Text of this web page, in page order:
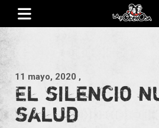
Saltar
contenido
11 mayo, 2020 ,
El silencio
salud